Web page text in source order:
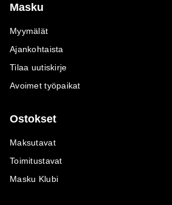
Masku
Myymälät
Ajankohtaista
Tilaa uutiskirje
Avoimet työpaikat
Ostokset
Maksutavat
Toimitustavat
Masku Klubi